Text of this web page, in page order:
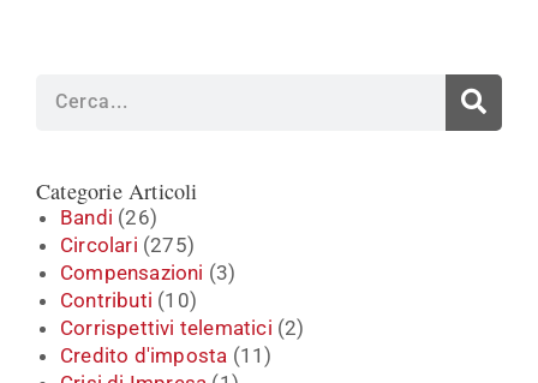
Categorie Articoli
Bandi (26)
Circolari (275)
Compensazioni (3)
Contributi (10)
Corrispettivi telematici (2)
Credito d'imposta (11)